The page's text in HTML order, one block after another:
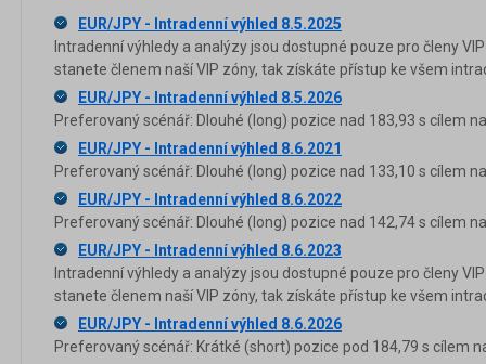
EUR/JPY - Intradenní výhled 8.5.2025
Intradenní výhledy a analýzy jsou dostupné pouze pro členy
stanete členem naší VIP zóny, tak získáte přístup ke všem
EUR/JPY - Intradenní výhled 8.5.2026
Preferovaný scénář: Dlouhé (long) pozice nad 183,93 s cílem
EUR/JPY - Intradenní výhled 8.6.2021
Preferovaný scénář: Dlouhé (long) pozice nad 133,10 s cílem
EUR/JPY - Intradenní výhled 8.6.2022
Preferovaný scénář: Dlouhé (long) pozice nad 142,74 s cílem
EUR/JPY - Intradenní výhled 8.6.2023
Intradenní výhledy a analýzy jsou dostupné pouze pro členy
stanete členem naší VIP zóny, tak získáte přístup ke všem
EUR/JPY - Intradenní výhled 8.6.2026
Preferovaný scénář: Krátké (short) pozice pod 184,79 s cílem